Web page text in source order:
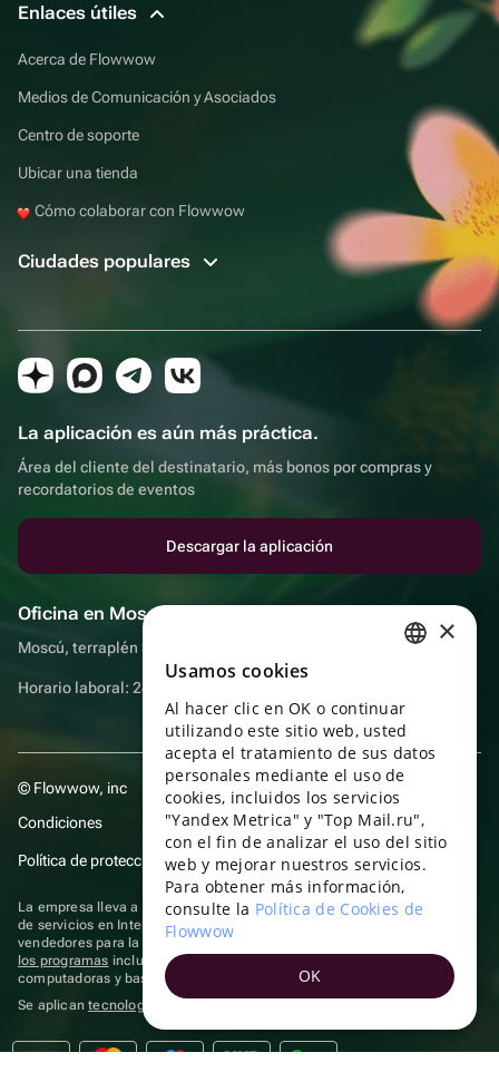
Enlaces útiles
Acerca de Flowwow
Medios de Comunicación y Asociados
Centro de soporte
Ubicar una tienda
Cómo colaborar con Flowwow
Ciudades populares
La aplicación es aún más práctica.
Área del cliente del destinatario, más bonos por compras y
recordatorios de eventos
Descargar la aplicación
Oficina en Moscú
Moscú, terraplén Sadovnicheskaya, 9, sala 2/3
Horario laboral: 24 horas
© Flowwow, inc
Condiciones
Política de protección y privacidad de datos
La empresa lleva a cabo su actividad en el ámbito de las TI: prestación
de servicios en Internet para la publicación de ofertas (anuncios) de
vendedores para la venta de artículos. Acceder a la
los programas incluidos en el registro de programas rusos para
computadoras y bases de datos.
Se aplicantecnologías de recomendación
ENGLISH
UKRAINIAN
PORTUGUESE
SPANISH
HUNGARIAN
ITALIAN
POLISH
×
Usamos cookies
Al hacer clic en OK o continuar
utilizando este sitio web, usted
acepta el tratamiento de sus datos
personales mediante el uso de
cookies, incluidos los servicios
"Yandex Metrica" y "Top Mail.ru",
con el fin de analizar el uso del sitio
web y mejorar nuestros servicios.
Para obtener más información,
consulte la Política de Cookies de
Flowwow
OK